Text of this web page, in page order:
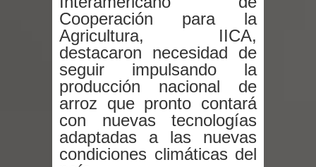
Departamento Comunal de Salud de
Curicó desarrollará jornada de
vacunación contra la Influenza y otros
virus respiratorios
Empedrado desarrolló con éxito el
desafío guerreros 2026
Cooperación para la
Agricultura, IICA,
destacaron necesidad de
seguir impulsando la
producción nacional de
arroz que pronto contará
con nuevas tecnologías
adaptadas a las nuevas
condiciones climáticas del